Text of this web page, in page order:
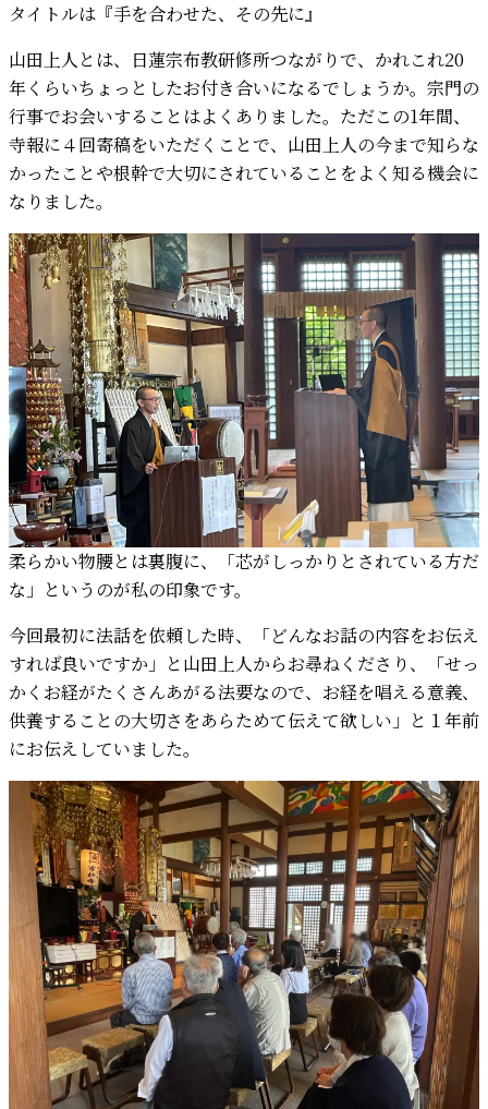
タイトルは『手を合わせた、その先に』
山田上人とは、日蓮宗布教研修所つながりで、かれこれ20
年くらいちょっとしたお付き合いになるでしょうか。宗門の
行事でお会いすることはよくありました。ただこの1年間、
寺報に４回寄稿をいただくことで、山田上人の今まで知らな
かったことや根幹で大切にされていることをよく知る機会に
なりました。
柔らかい物腰とは裏腹に、「芯がしっかりとされている方だ
な」というのが私の印象です。
今回最初に法話を依頼した時、「どんなお話の内容をお伝え
すれば良いですか」と山田上人からお尋ねくださり、「せっ
かくお経がたくさんあがる法要なので、お経を唱える意義、
供養することの大切さをあらためて伝えて欲しい」と１年前
にお伝えしていました。